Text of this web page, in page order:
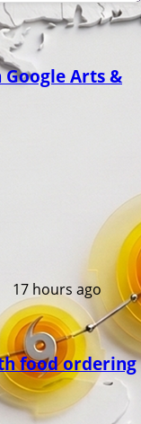
Arts &
17 hours ago
food ordering